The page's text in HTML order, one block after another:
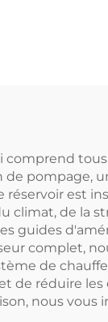
comprend
de pompage,
réservoir est
climat, de la
guides
complet,
de
de réduire les
nous vous